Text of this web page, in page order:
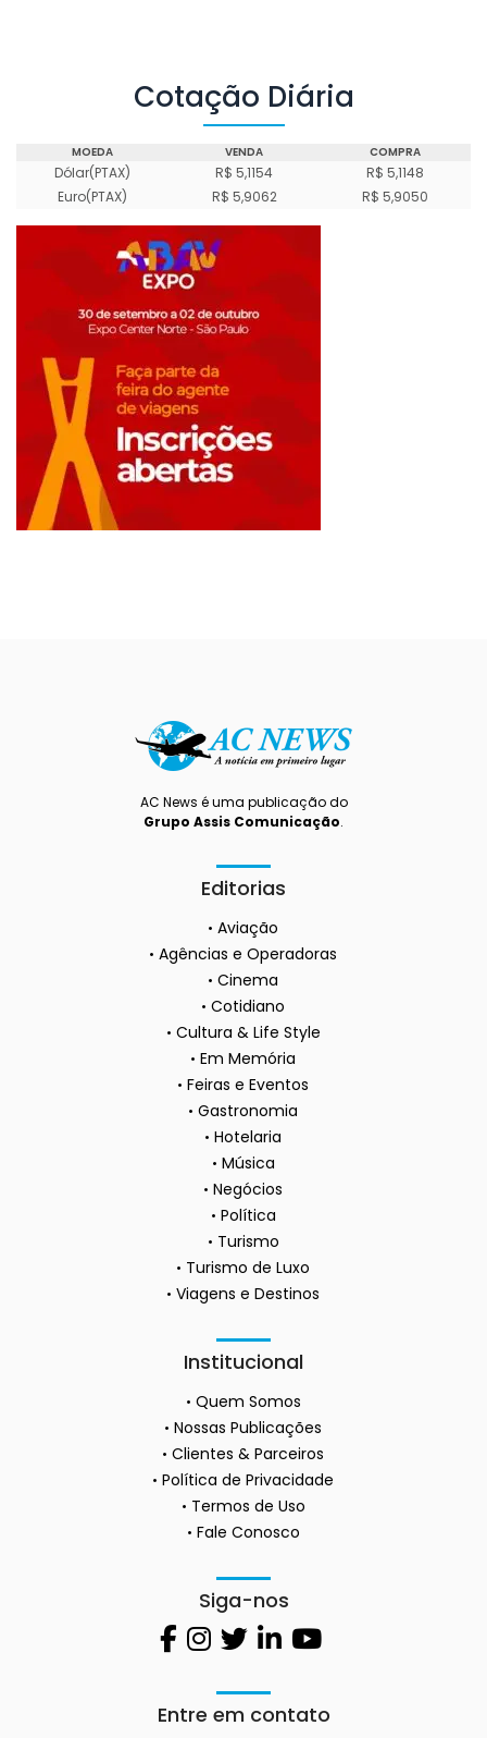
Cotação Diária
MOEDA VENDA COMPRA
Dólar(PTAX) R$ 5,1154
R$ 5,1148
Euro(PTAX)
R$ 5,9062 R$ 5,9050
AC News é uma publicação do
Grupo Assis Comunicação.
Editorias
Aviação
Agências e Operadoras
Cinema
Cotidiano
Cultura & Life Style
Em Memória
Feiras e Eventos
Gastronomia
Hotelaria
Música
Negócios
Política
Turismo
Turismo de Luxo
Viagens e Destinos
Institucional
Quem Somos
Nossas Publicações
Clientes & Parceiros
Política de Privacidade
Termos de Uso
Fale Conosco
Siga-nos
Entre em contato